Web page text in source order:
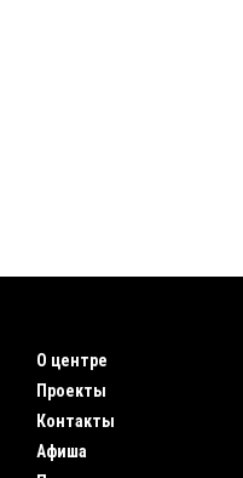
О центре
Проекты
Контакты
Афиша